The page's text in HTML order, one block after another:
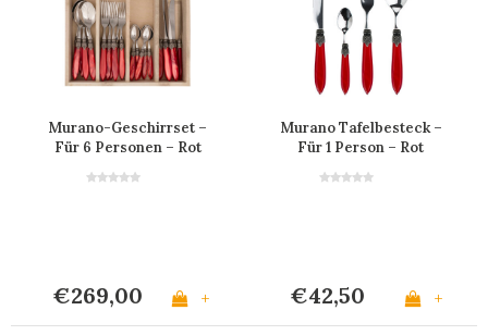
Murano-Geschirrset –
Für 6 Personen – Rot
€269,00 +
Murano Tafelbesteck –
Für 1 Person – Rot
€42,50 +